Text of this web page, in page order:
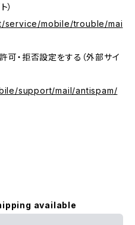
service/mobile/trouble/mai
・拒否設定をする（外部サイ
support/mail/antispam/
available